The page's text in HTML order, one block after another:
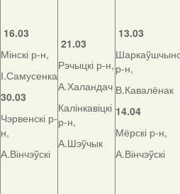
16.03
Мінскі р-н,
І.Самусенка
30.03
Чэрвенскі р-
н,
А.Вінчэўскі
21.03
Рэчыцкі р-н,
А.Халандач
Калінкавіцкі
р-н,
А.Шэўчык
13.03
р-н,
В.Кавалёнак
14.04
Мёрскі р-н,
А.Вінчэўскі